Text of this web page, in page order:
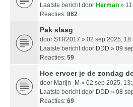
Laatste bericht door Herman »
Reacties: 862
Pak slaag
door STR2017 » 02 sep 2025,
Laatste bericht door DDD » 09
Reacties: 59
Hoe ervoer je de zondag
door Marijn_M » 02 sep 2025,
Laatste bericht door DDD » 08
Reacties: 69